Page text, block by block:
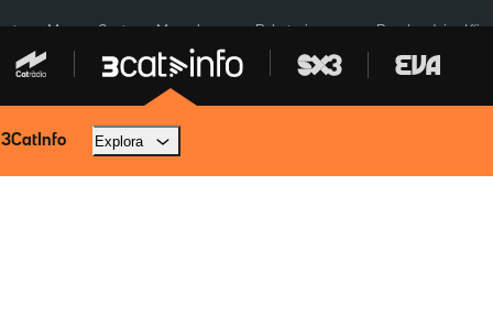
Menors Ceuta Mercabarna Robatoris coure Bombardejos Kíiv
3CatInfo Explora